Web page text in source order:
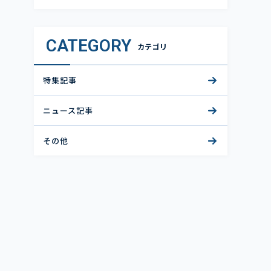
CATEGORY カテゴリ
特集記事
ニュース記事
その他